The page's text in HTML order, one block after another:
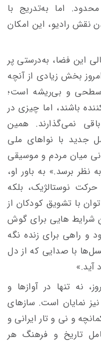
اما به‌تدریج با
رادیو، این امکان
این فضا، به‌درستی پر
بخش زیادی از آنچه
و بی‌ریشه است؛
باشند، اما چیزی در
نمی‌گذارند. همین
جدید با نواهای ملی
میان مردم و موسیقی
نظر برسد.» به باور او،
نوستالژیک، بلکه
با تشویق کودکان از
شرایط هایی برای گوش
و راهی برای زنده نگه
با صدایی که از دل
آید.»
نه تنها در آوازها و
نمایان است. سازهای
و نی و تار ایرانی و
تاریخ و فرهنگ هر